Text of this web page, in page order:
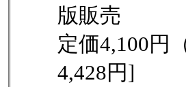
版販売
定価4,100円
4,428円]